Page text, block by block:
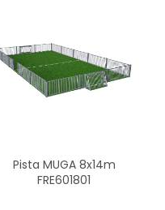
Pista MUGA 8x14m
FRE601801